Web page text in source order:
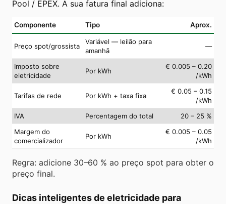
Pool / EPEX. A sua fatura final adiciona:
Componente Tipo Aprox.
Preço spot/grossista
Variável — leilão para
amanhã
—
Imposto sobre
eletricidade
Por kWh
€ 0.005 – 0.20
/kWh
Tarifas de rede Por kWh + taxa fixa
€ 0.05 – 0.15
/kWh
IVA
Percentagem do total
20 – 25 %
Margem do
comercializador
Por kWh
€ 0.005 – 0.05
/kWh
Regra: adicione 30–60 % ao preço spot para obter o
preço final.
Dicas inteligentes de eletricidade para